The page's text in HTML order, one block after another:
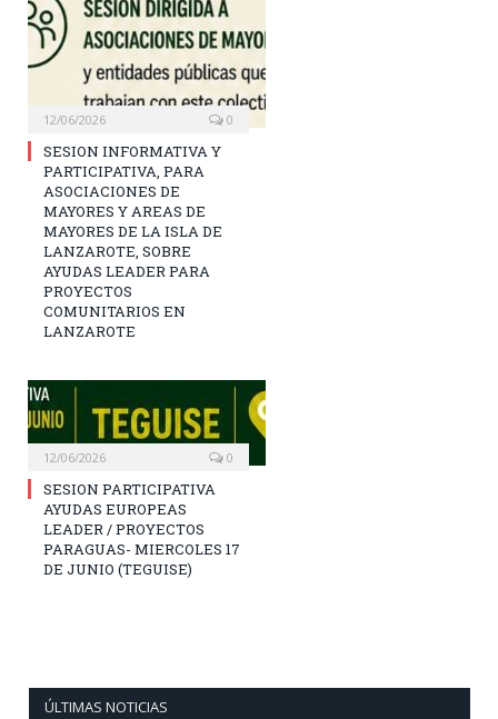
12/06/2026 0
SESION INFORMATIVA Y
PARTICIPATIVA, PARA
ASOCIACIONES DE
MAYORES Y AREAS DE
MAYORES DE LA ISLA DE
LANZAROTE, SOBRE
AYUDAS LEADER PARA
PROYECTOS
COMUNITARIOS EN
LANZAROTE
12/06/2026 0
SESION PARTICIPATIVA
AYUDAS EUROPEAS
LEADER / PROYECTOS
PARAGUAS- MIERCOLES 17
DE JUNIO (TEGUISE)
ÚLTIMAS NOTICIAS